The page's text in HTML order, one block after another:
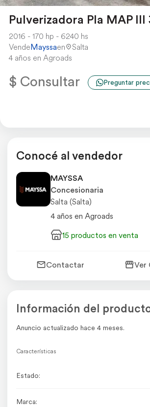
Pulverizadora Pla MAP III
2016 170 hp
6240 hs
VendeMayssaen
Salta
4 años en Agroads
$ Consultar Preguntar
Bajo Medio
Conocé al vendedor
MAYSSA
Concesionaria
Salta (Salta)
4 años en Agroads
15 productos en venta
Contactar Ver
Información del
Anuncio actualizado hace 4 meses.
Características
Estado:
Marca: